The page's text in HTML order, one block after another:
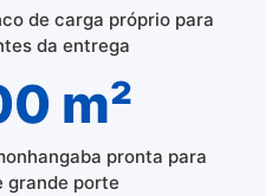
de carga próprio para
da entrega
m²
pronta para
grande porte